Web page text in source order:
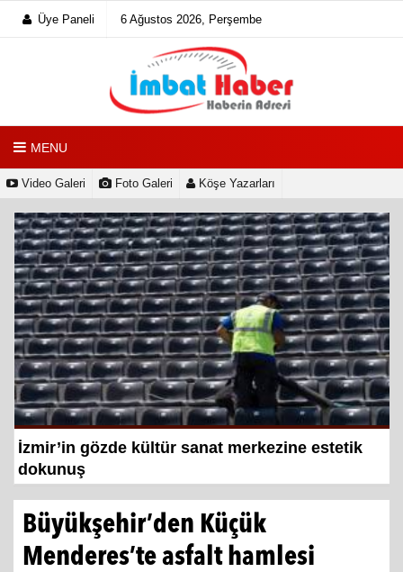
Üye Paneli 6 Ağustos 2026, Perşembe
MENU
Video Galeri Foto Galeri Köşe Yazarları
“İzmir'de zeybek bilmeyen kalmasın” çağrısı
500 kişilik...
Büyükşehir’den Küçük
Menderes’te asfalt hamlesi